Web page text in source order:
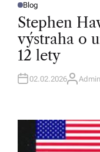
P
O
S
E
D
I
N
Blog
Stephen
výstraha o
12 lety
02.02.2026A
R
Admin